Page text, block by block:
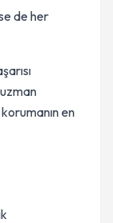
de her
en